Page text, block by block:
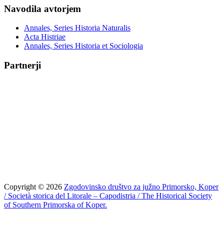
Navodila avtorjem
Annales, Series Historia Naturalis
Acta Histriae
Annales, Series Historia et Sociologia
Partnerji
Copyright © 2026 Zgodovinsko društvo za južno Primorsko, Koper
/ Società storica del Litorale – Capodistria / The Historical Society
of Southern Primorska of Koper.